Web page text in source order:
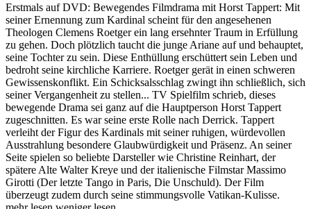
Erstmals auf DVD: Bewegendes Filmdrama mit Horst Tappert: Mit
seiner Ernennung zum Kardinal scheint für den angesehenen
Theologen Clemens Roetger ein lang ersehnter Traum in Erfüllung
zu gehen. Doch plötzlich taucht die junge Ariane auf und behauptet,
seine Tochter zu sein. Diese Enthüllung erschüttert sein Leben und
bedroht seine kirchliche Karriere. Roetger gerät in einen schweren
Gewissenskonflikt. Ein Schicksalsschlag zwingt ihn schließlich, sich
seiner Vergangenheit zu stellen... TV Spielfilm schrieb, dieses
bewegende Drama sei ganz auf die Hauptperson Horst Tappert
zugeschnitten. Es war seine erste Rolle nach Derrick. Tappert
verleiht der Figur des Kardinals mit seiner ruhigen, würdevollen
Ausstrahlung besondere Glaubwürdigkeit und Präsenz. An seiner
Seite spielen so beliebte Darsteller wie Christine Reinhart, der
spätere Alte Walter Kreye und der italienische Filmstar Massimo
Girotti (Der letzte Tango in Paris, Die Unschuld). Der Film
überzeugt zudem durch seine stimmungsvolle Vatikan-Kulisse.